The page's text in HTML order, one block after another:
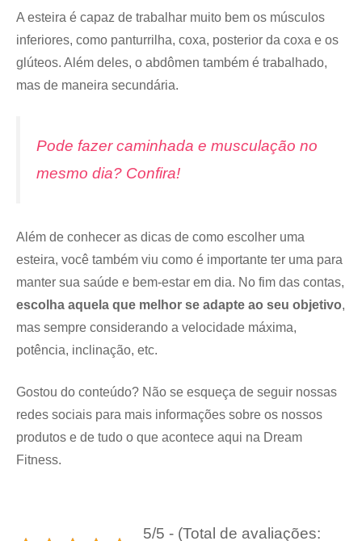
A esteira é capaz de trabalhar muito bem os músculos
inferiores, como panturrilha, coxa, posterior da coxa e os
glúteos. Além deles, o abdômen também é trabalhado,
mas de maneira secundária.
Pode fazer caminhada e musculação no
mesmo dia? Confira!
Além de conhecer as dicas de como escolher uma
esteira, você também viu como é importante ter uma para
manter sua saúde e bem-estar em dia. No fim das contas,
escolha aquela que melhor se adapte ao seu objetivo,
mas sempre considerando a velocidade máxima,
potência, inclinação, etc.
Gostou do conteúdo? Não se esqueça de seguir nossas
redes sociais para mais informações sobre os nossos
produtos e de tudo o que acontece aqui na Dream
Fitness.
5/5 - (Total de avaliações: